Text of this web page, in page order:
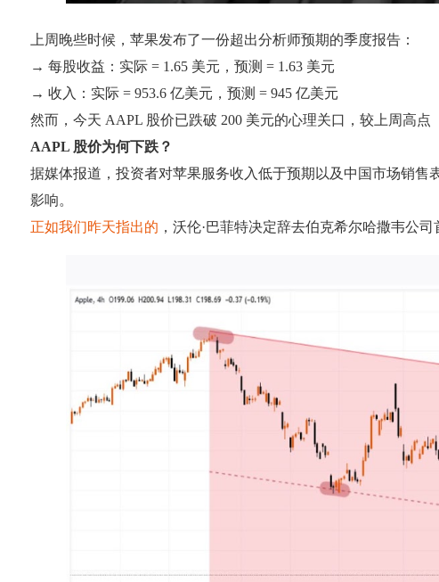
上周晚些时候，苹果发布了一份超出分析师预期的季度报告：
→ 每股收益：实际 = 1.65 美元，预测 = 1.63 美元
→ 收入：实际 = 953.6 亿美元，预测 = 945 亿美元
然而，今天 AAPL 股价已跌破 200 美元的心理关口，较上周高点
AAPL 股价为何下跌？
据媒体报道，投资者对苹果服务收入低于预期以及中国市场销
影响。
正如我们昨天指出的 ，沃伦·巴菲特决定辞去伯克希尔哈撒韦公